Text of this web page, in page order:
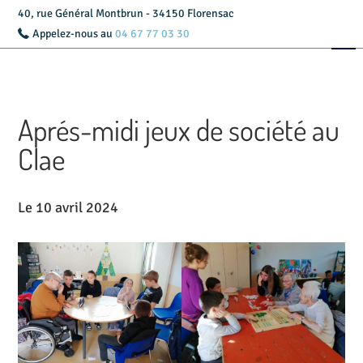
40, rue Général Montbrun - 34150 Florensac
Appelez-nous au 04 67 77 03 30
Accueil
Livret d’accueil
Tarifs
Actualités
Contact
Aprés-midi jeux de société au
Clae
Le 10 avril 2024